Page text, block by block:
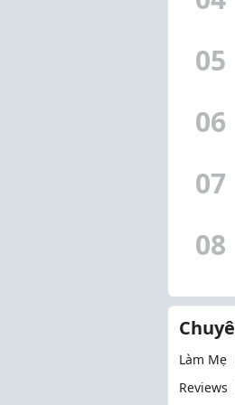
05
06
07
08
Làm Mẹ
Reviews